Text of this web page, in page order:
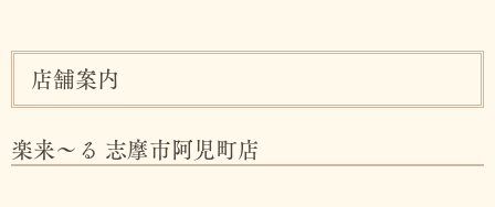
店舗案内
楽来～る 志摩市阿児町店